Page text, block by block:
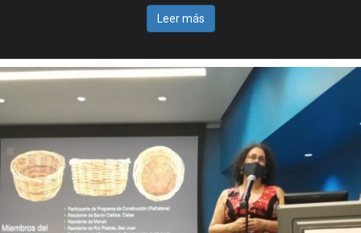
Leer más